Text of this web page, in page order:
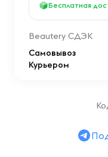
Бесплатная
Beautery СДЭК
Самовывоз
Курьером